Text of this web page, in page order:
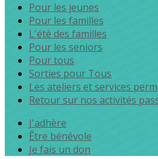
Pour les jeunes
Pour les familles
L'été des familles
Pour les seniors
Pour tous
Sorties pour Tous
Les ateliers et services
Retour sur nos activités
J'adhère
Être bénévole
Je fais un don